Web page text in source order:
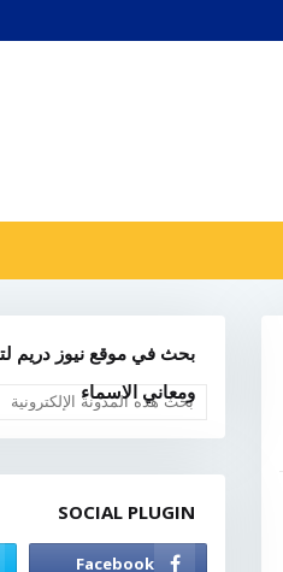
بحث في موقع نيوز دريم
ومعاني الاسماء
SOCIAL PLUGIN